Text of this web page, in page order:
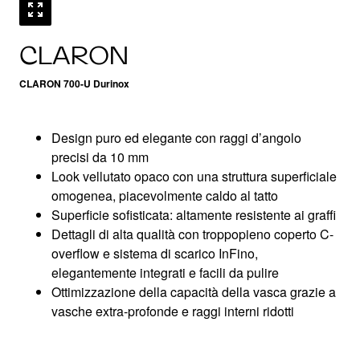
CLARON
CLARON 700-U Durinox
Design puro ed elegante con raggi d’angolo
precisi da 10 mm
Look vellutato opaco con una struttura superficiale
omogenea, piacevolmente caldo al tatto
Superficie sofisticata: altamente resistente ai graffi
Dettagli di alta qualità con troppopieno coperto C-
overflow e sistema di scarico InFino,
elegantemente integrati e facili da pulire
Ottimizzazione della capacità della vasca grazie a
vasche extra-profonde e raggi interni ridotti